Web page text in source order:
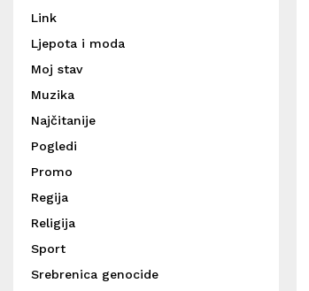
Link
Ljepota i moda
Moj stav
Muzika
Najčitanije
Pogledi
Promo
Regija
Religija
Sport
Srebrenica genocide